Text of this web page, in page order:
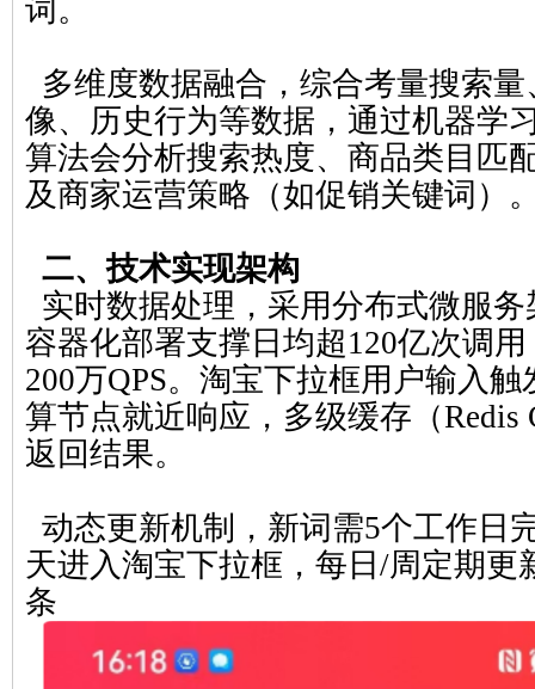
词。
多维度数据融合，综合考量搜索
像、历史行为等数据，通过机器学
算法会分析搜索热度、商品类目匹
及商家运营策略（如促销关键词）
二、技术实现架构
实时数据处理，采用分布式微服务
容器化部署支撑日均超120亿次调
200万QPS。淘宝下拉框用户输入
算节点就近响应，多级缓存（Redis
返回结果。
动态更新机制，新词需5个工作日
天进入淘宝下拉框，每日/周定期更
条